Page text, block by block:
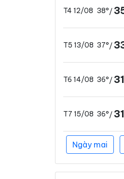
T4 12/08 38°/
T5 13/08 37°/
T6 14/08 36°/
T7 15/08 36°/
Ngày mai